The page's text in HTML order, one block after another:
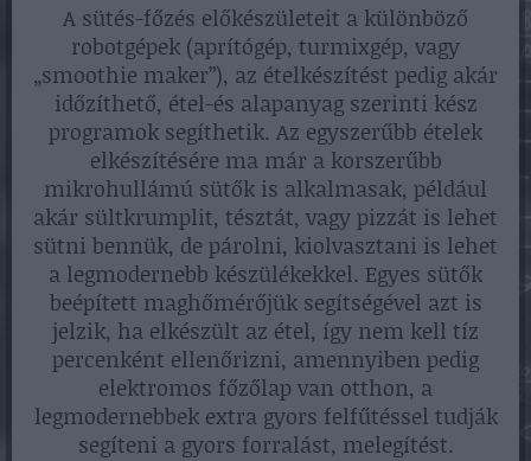
A sütés-főzés előkészületeit a különböző
robotgépek (aprítógép, turmixgép, vagy
„smoothie maker”), az ételkészítést pedig akár
időzíthető, étel-és alapanyag szerinti kész
programok segíthetik. Az egyszerűbb ételek
elkészítésére ma már a korszerűbb
mikrohullámú sütők is alkalmasak, például
akár sültkrumplit, tésztát, vagy pizzát is lehet
sütni bennük, de párolni, kiolvasztani is lehet
a legmodernebb készülékekkel. Egyes sütők
beépített maghőmérőjük segítségével azt is
jelzik, ha elkészült az étel, így nem kell tíz
percenként ellenőrizni, amennyiben pedig
elektromos főzőlap van otthon, a
legmodernebbek extra gyors felfűtéssel tudják
segíteni a gyors forralást, melegítést.